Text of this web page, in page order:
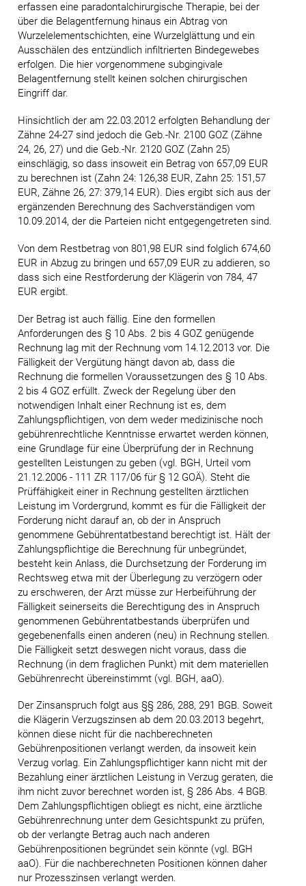
erfassen eine paradontalchirurgische Therapie, bei der
über die Belagentfernung hinaus ein Abtrag von
Wurzelelementschichten, eine Wurzelglättung und ein
Ausschälen des entzündlich infiltrierten Bindegewebes
erfolgen. Die hier vorgenommene subgingivale
Belagentfernung stellt keinen solchen chirurgischen
Eingriff dar.
Hinsichtlich der am 22.03.2012 erfolgten Behandlung der
Zähne 24-27 sind jedoch die Geb.-Nr. 2100 GOZ (Zähne
24, 26, 27) und die Geb.-Nr. 2120 GOZ (Zahn 25)
einschlägig, so dass insoweit ein Betrag von 657,09 EUR
zu berechnen ist (Zahn 24: 126,38 EUR, Zahn 25: 151,57
EUR, Zähne 26, 27: 379,14 EUR). Dies ergibt sich aus der
ergänzenden Berechnung des Sachverständigen vom
10.09.2014, der die Parteien nicht entgegengetreten sind.
Von dem Restbetrag von 801,98 EUR sind folglich 674,60
EUR in Abzug zu bringen und 657,09 EUR zu addieren, so
dass sich eine Restforderung der Klägerin von 784, 47
EUR ergibt.
Der Betrag ist auch fällig. Eine den formellen
Anforderungen des § 10 Abs. 2 bis 4 GOZ genügende
Rechnung lag mit der Rechnung vom 14.12.2013 vor. Die
Fälligkeit der Vergütung hängt davon ab, dass die
Rechnung die formellen Voraussetzungen des § 10 Abs.
2 bis 4 GOZ erfüllt. Zweck der Regelung über den
notwendigen Inhalt einer Rechnung ist es, dem
Zahlungspflichtigen, von dem weder medizinische noch
gebührenrechtliche Kenntnisse erwartet werden können,
eine Grundlage für eine Überprüfung der in Rechnung
gestellten Leistungen zu geben (vgl. BGH, Urteil vom
21.12.2006 - 111 ZR 117/06 für § 12 GOÄ). Steht die
Prüffähigkeit einer in Rechnung gestellten ärztlichen
Leistung im Vordergrund, kommt es für die Fälligkeit der
Forderung nicht darauf an, ob der in Anspruch
genommene Gebührentatbestand berechtigt ist. Hält der
Zahlungspflichtige die Berechnung für unbegründet,
besteht kein Anlass, die Durchsetzung der Forderung im
Rechtsweg etwa mit der Überlegung zu verzögern oder
zu erschweren, der Arzt müsse zur Herbeiführung der
Fälligkeit seinerseits die Berechtigung des in Anspruch
genommenen Gebührentatbestands überprüfen und
gegebenenfalls einen anderen (neu) in Rechnung stellen.
Die Fälligkeit setzt deswegen nicht voraus, dass die
Rechnung (in dem fraglichen Punkt) mit dem materiellen
Gebührenrecht übereinstimmt (vgl. BGH, aaO).
Der Zinsanspruch folgt aus §§ 286, 288, 291 BGB. Soweit
die Klägerin Verzugszinsen ab dem 20.03.2013 begehrt,
können diese nicht für die nachberechneten
Gebührenpositionen verlangt werden, da insoweit kein
Verzug vorlag. Ein Zahlungspflichtiger kann nicht mit der
Bezahlung einer ärztlichen Leistung in Verzug geraten, die
ihm nicht zuvor berechnet worden ist, § 286 Abs. 4 BGB.
Dem Zahlungspflichtigen obliegt es nicht, eine ärztliche
Gebührenrechnung unter dem Gesichtspunkt zu prüfen,
ob der verlangte Betrag auch nach anderen
Gebührenpositionen begründet sein könnte (vgl. BGH
aaO). Für die nachberechneten Positionen können daher
nur Prozesszinsen verlangt werden.